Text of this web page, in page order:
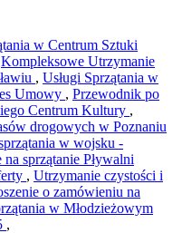
w Centrum Sztuki
Kompleksowe Utrzymanie
, Usługi Sprzątania w
Umowy , Przewodnik po
Centrum Kultury ,
drogowych w Poznaniu
w wojsku -
sprzątanie Pływalni
, Utrzymanie czystości i
o zamówieniu na
w Młodzieżowym
,